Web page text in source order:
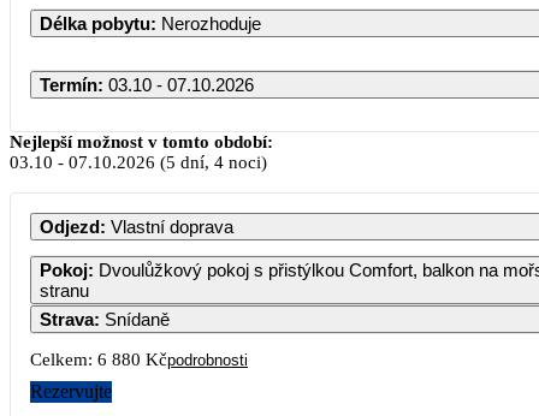
Délka pobytu: Nerozhoduje
Termín: 03.10 - 07.10.2026
Říjen 2026
PO ÚT ST ČT PÁ SO NE
1 2 3
3 440
4
3 440
Nejlepší možnost v tomto období:
03.10 - 07.10.2026 (5 dní, 4 noci)
Odjezd: Vlastní doprava
Pokoj: Dvoulůžkový pokoj s přistýlkou Comfort, balkon na
stranu
Strava: Snídaně
Celkem: 6 880 Kčpodrobnosti
Rezervujte